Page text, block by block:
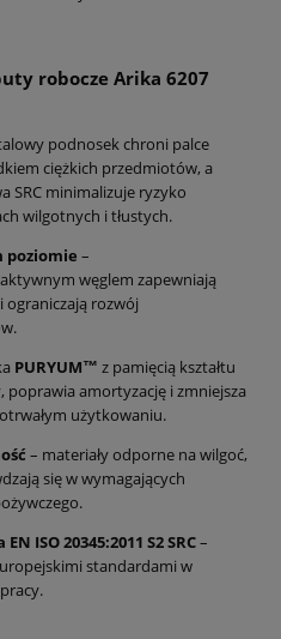
robocze Arika 6207
podnosek chroni palce
ciężkich przedmiotów, a
SRC minimalizuje ryzyko
wilgotnych i tłustych.
poziomie –
węglem zapewniają
rozwój
PURYUM™ z pamięcią kształtu
amortyzację i zmniejsza
użytkowaniu.
– materiały odporne na wilgoć,
się w wymagających
ISO 20345:2011 S2 SRC–
standardami w